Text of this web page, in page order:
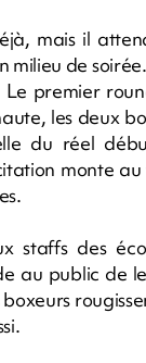
mais il
milieu de
Le premier
les deux
du réel
monte
staffs des
au public de